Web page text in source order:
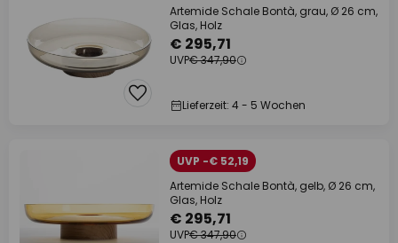
Artemide Schale Bontà, grau, Ø 26 cm,
Glas, Holz
€ 295,71
UVP€ 347,90
Lieferzeit: 4 - 5 Wochen
UVP -€ 52,19
Artemide Schale Bontà, gelb, Ø 26 cm,
Glas, Holz
€ 295,71
UVP€ 347,90